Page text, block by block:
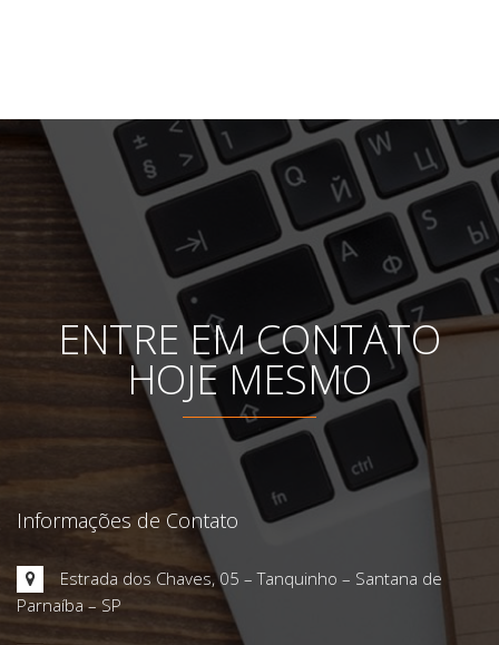
ENTRE EM CONTATO
HOJE MESMO
Informações de Contato
Estrada dos Chaves, 05 – Tanquinho – Santana de
Parnaíba – SP